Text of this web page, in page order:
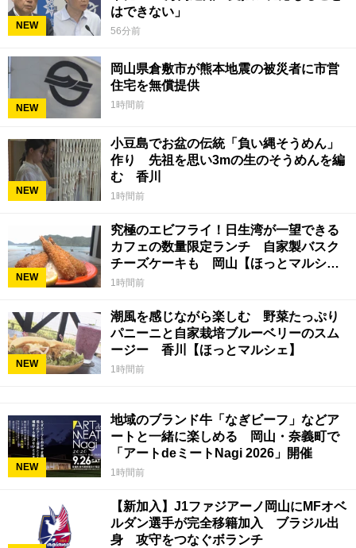
NEW
はできない」
56分前
NEW
岡山県倉敷市が熊本地震の被災者に市営
住宅を無償提供
1時間前
NEW
小豆島でお盆の伝統「負い縄そうめん」
作り 先祖を思い3mの生のそうめんを編
む 香川
1時間前
NEW
究極のエビフライ！日生湾が一望できる
カフェの数量限定ランチ 自家製バスク
チーズケーキも 岡山【ほっとマルシ
ェ】
1時間前
NEW
潮風を感じながら楽しむ 野菜たっぷり
パニーニと自家栽培ブルーベリーのスム
ージー 香川【ほっとマルシェ】
1時間前
NEW
地域のブランド牛「なぎビーフ」などア
ートと一緒に楽しめる 岡山・奈義町で
「アートdeミートNagi 2026」開催
1時間前
【新加入】J1ファジアーノ岡山にMFオベ
ルダン選手が完全移籍加入 ブラジル出
身 攻守をつなぐボランチ